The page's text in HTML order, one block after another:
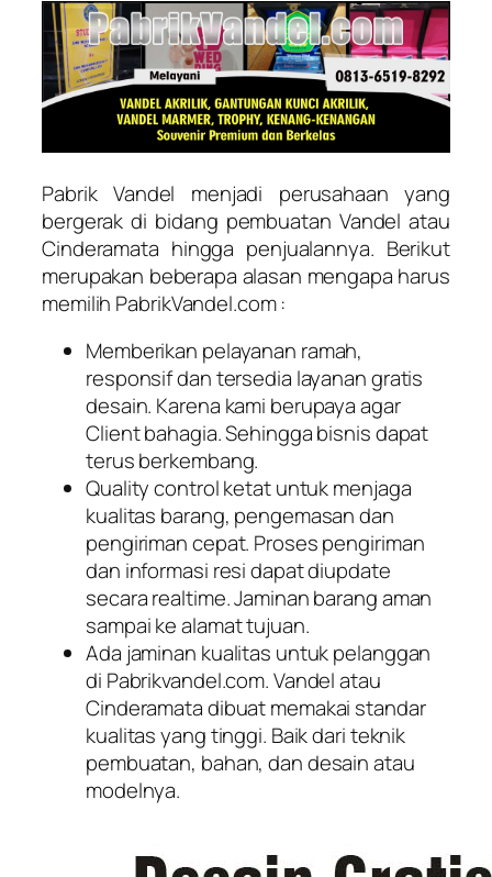
Pabrik Vandel menjadi perusahaan yang
bergerak di bidang pembuatan Vandel atau
Cinderamata hingga penjualannya. Berikut
merupakan beberapa alasan mengapa harus
memilih PabrikVandel.com :
Memberikan pelayanan ramah,
responsif dan tersedia layanan gratis
desain. Karena kami berupaya agar
Client bahagia. Sehingga bisnis dapat
terus berkembang.
Quality control ketat untuk menjaga
kualitas barang, pengemasan dan
pengiriman cepat. Proses pengiriman
dan informasi resi dapat diupdate
secara realtime. Jaminan barang aman
sampai ke alamat tujuan.
Ada jaminan kualitas untuk pelanggan
di Pabrikvandel.com. Vandel atau
Cinderamata dibuat memakai standar
kualitas yang tinggi. Baik dari teknik
pembuatan, bahan, dan desain atau
modelnya.